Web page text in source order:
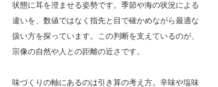
状態に耳を澄ませる姿勢です。季節や海の状況による
違いを、数値ではなく指先と目で確かめながら最適な
扱い方を探っています。この判断を支えているのが、
宗像の自然や人との距離の近さです。
味づくりの軸にあるのは引き算の考え方。辛味や塩味